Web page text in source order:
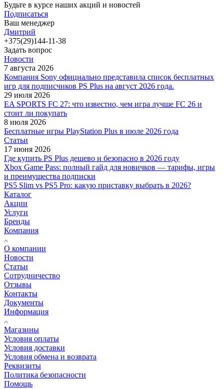
Будьте в курсе наших акций и новостей
Подписаться
Ваш менеджер
Дмитрий
+375(29)144-11-38
Задать вопрос
Новости
7 августа 2026
Компания Sony официально представила список бесплатных
игр для подписчиков PS Plus на август 2026 года.
29 июля 2026
EA SPORTS FC 27: что известно, чем игра лучше FC 26 и
стоит ли покупать
8 июля 2026
Бесплатные игры PlayStation Plus в июле 2026 года
Статьи
17 июня 2026
Где купить PS Plus дешево и безопасно в 2026 году
Xbox Game Pass: полный гайд для новичков — тарифы, игры
и преимущества подписки
PS5 Slim vs PS5 Pro: какую приставку выбрать в 2026?
Каталог
Акции
Услуги
Бренды
Компания
О компании
Новости
Статьи
Сотрудничество
Отзывы
Контакты
Документы
Информация
Магазины
Условия оплаты
Условия доставки
Условия обмена и возврата
Реквизиты
Политика безопасности
Помощь